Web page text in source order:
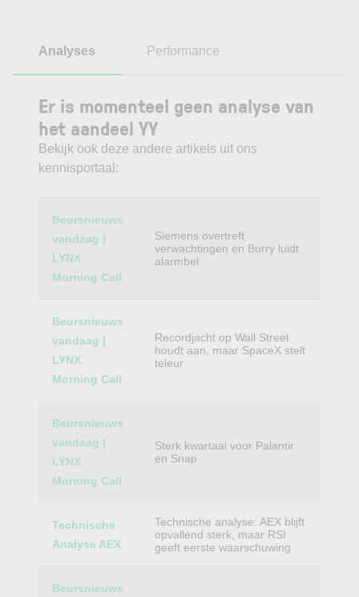
Analyses Performance
Er is momenteel geen analyse van
het aandeel YY
Bekijk ook deze andere artikels uit ons
kennisportaal:
Category
Beursnieuws
vandaag |
LYNX
Morning Call
Siemens overtreft
verwachtingen en Burry luidt
alarmbel
Beursnieuws
vandaag |
LYNX
Morning Call
Recordjacht op Wall Street
houdt aan, maar SpaceX stelt
teleur
Beursnieuws
vandaag |
LYNX
Morning Call
Sterk kwartaal voor Palantir
en Snap
Technische
Analyse AEX
Technische analyse: AEX blijft
opvallend sterk, maar RSI
geeft eerste waarschuwing
Beursnieuws